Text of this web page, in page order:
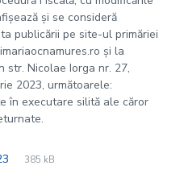
și se consideră
publicării pe site-ul primăriei
și la
str. Nicolae Iorga nr. 27,
2023, următoarele:
în executare silită ale căror
File
pdf
File
385 kB